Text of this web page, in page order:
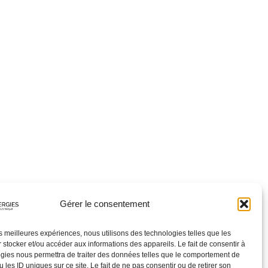
Gérer le consentement
meilleures expériences, nous utilisons des technologies telles que les
stocker et/ou accéder aux informations des appareils. Le fait de consentir à
nous permettra de traiter des données telles que le comportement de
les ID uniques sur ce site. Le fait de ne pas consentir ou de retirer son